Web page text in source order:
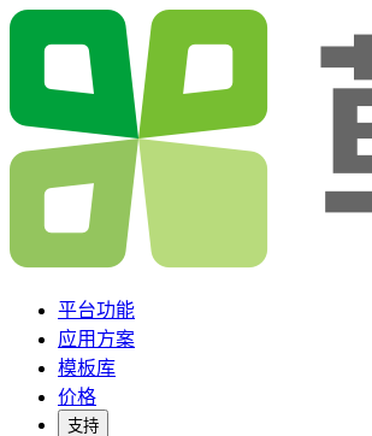
平台功能
应用方案
模板库
价格
支持